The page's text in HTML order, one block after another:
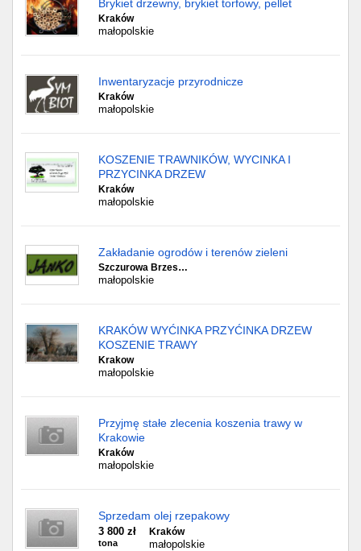
Brykiet drzewny, brykiet torfowy, pellet
Kraków
małopolskie
Inwentaryzacje przyrodnicze
Kraków
małopolskie
KOSZENIE TRAWNIKÓW, WYCINKA I
PRZYCINKA DRZEW
Kraków
małopolskie
Zakładanie ogrodów i terenów zieleni
Szczurowa Brzes…
małopolskie
KRAKÓW WYĆINKA PRZYĆINKA DRZEW
KOSZENIE TRAWY
Krakow
małopolskie
Przyjmę stałe zlecenia koszenia trawy w
Krakowie
Kraków
małopolskie
Sprzedam olej rzepakowy
3 800 zł
tona
Kraków
małopolskie